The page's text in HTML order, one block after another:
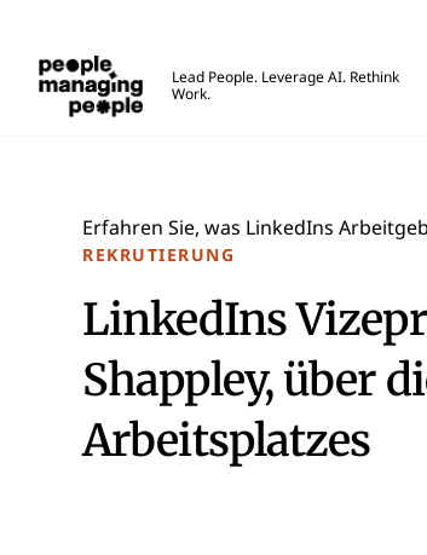
Lead People. Leverage AI. Rethink
Work.
REKRUTIERUNG
LinkedIns
Shappley, über
Arbeitsplatzes
Erfahren Sie, was LinkedIns